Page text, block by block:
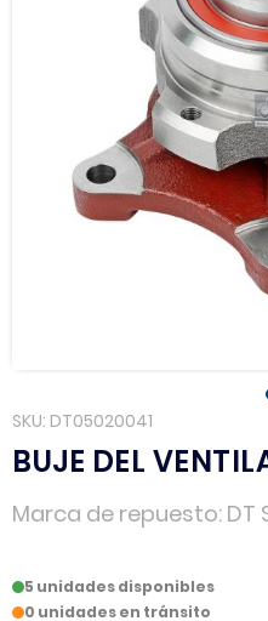
SKU DT05020041
BUJE DEL
Marca de repuesto DT
5 unidades disponibles
0 unidades en tránsito